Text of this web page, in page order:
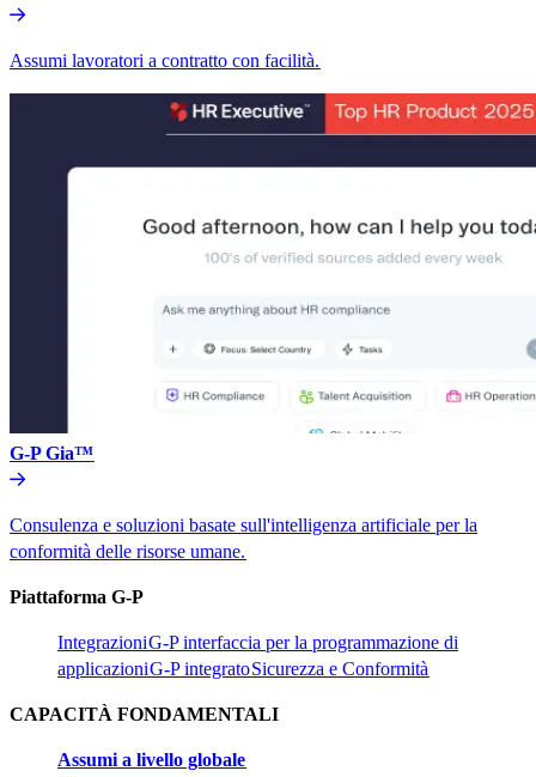
Assumi lavoratori a contratto con facilità.​​
G-P Gia™​​
Consulenza e soluzioni basate sull'intelligenza artificiale per la
conformità delle risorse umane.​​
Piattaforma G-P​​
Integrazioni​​G-P interfaccia per la programmazione di
applicazioni​​G-P integrato​​Sicurezza e Conformità​​
CAPACITÀ FONDAMENTALI​​
Assumi a livello globale​​